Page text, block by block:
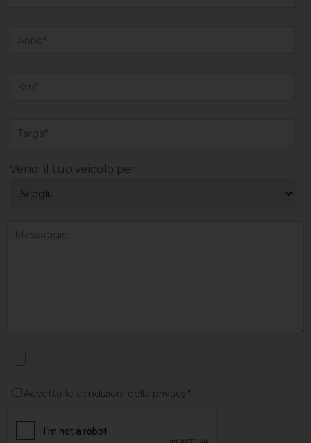
Vendi il tuo veicolo per
Accetto le condizioni della privacy*